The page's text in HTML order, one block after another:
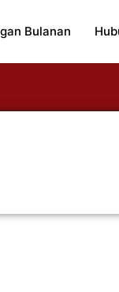
Bulanan